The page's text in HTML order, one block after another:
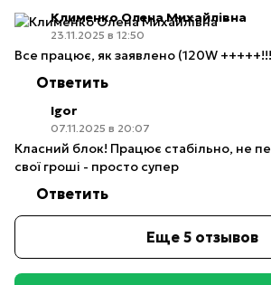
Клименко Олена Михайлівна
23.11.2025 в 12:50
Все працює, як заявлено (120W
Ответить
Igor
07.11.2025 в 20:07
Класний блок! Працює стабільно, не
свої гроші - просто супер
Ответить
Еще 5 отзывов